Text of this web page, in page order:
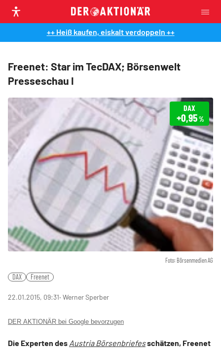
++ Heiß kaufen, eiskalt verdoppeln ++
Freenet: Star im TecDAX; Börsenwelt
Presseschau I
Foto: Börsenmedien AG
DAX
+0,95%
DAX Freenet
22.01.2015, 09:31‧ Werner Sperber
DER AKTIONÄR bei Google bevorzugen
Die Experten des Austria Börsenbriefesschätzen, Freenet